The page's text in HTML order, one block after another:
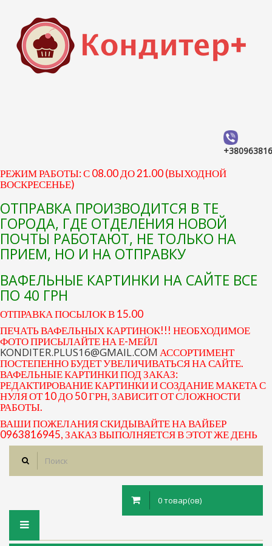
РЕЖИМ РАБОТЫ: С 08.00 ДО 21.00 (ВЫХОДНОЙ
ВОСКРЕСЕНЬЕ)
ОТПРАВКА ПРОИЗВОДИТСЯ В ТЕ
ГОРОДА, ГДЕ ОТДЕЛЕНИЯ НОВОЙ
ПОЧТЫ РАБОТАЮТ, НЕ ТОЛЬКО НА
ПРИЕМ, НО И НА ОТПРАВКУ
ВАФЕЛЬНЫЕ КАРТИНКИ НА САЙТЕ ВСЕ
ПО 40 ГРН
ОТПРАВКА ПОСЫЛОК В 15.00
ПЕЧАТЬ ВАФЕЛЬНЫХ КАРТИНОК!!! НЕОБХОДИМОЕ
ФОТО ПРИСЫЛАЙТЕ НА Е-МЕЙЛ
KONDITER.PLUS16@GMAIL.COM АССОРТИМЕНТ
ПОСТЕПЕННО БУДЕТ УВЕЛИЧИВАТЬСЯ НА САЙТЕ.
ВАФЕЛЬНЫЕ КАРТИНКИ ПОД ЗАКАЗ:
РЕДАКТИРОВАНИЕ КАРТИНКИ И СОЗДАНИЕ МАКЕТА С
НУЛЯ ОТ 10 ДО 50 ГРН, ЗАВИСИТ ОТ СЛОЖНОСТИ
РАБОТЫ.
ВАШИ ПОЖЕЛАНИЯ СКИДЫВАЙТЕ НА ВАЙБЕР
0963816945, ЗАКАЗ ВЫПОЛНЯЕТСЯ В ЭТОТ ЖЕ ДЕНЬ
0 товар(ов)
Toggle